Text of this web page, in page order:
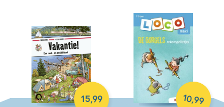
15,99 10,99